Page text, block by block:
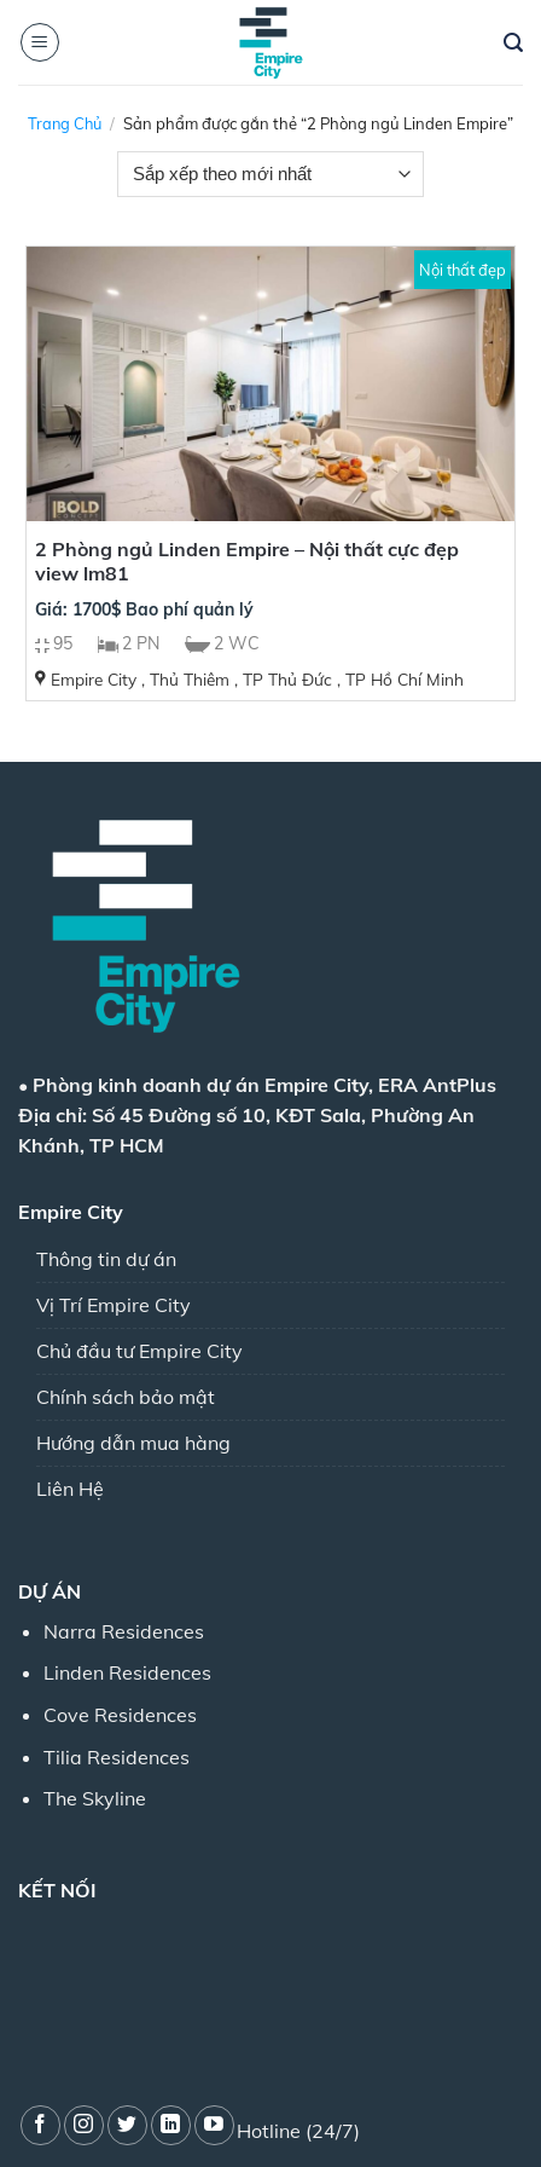
Trang Chủ / Sản phẩm được gắn thẻ “2 Phòng ngủ Linden Empire”
Nội thất đẹp
2 Phòng ngủ Linden Empire – Nội thất cực đẹp
view lm81
Giá: 1700$ Bao phí quản lý
95
2 PN 2 WC
Empire City , Thủ Thiêm , TP Thủ Đức , TP Hồ Chí Minh
• Phòng kinh doanh dự án Empire City, ERA AntPlus
Địa chỉ: Số 45 Đường số 10, KĐT Sala, Phường An
Khánh, TP HCM
Empire City
Thông tin dự án
Vị Trí Empire City
Chủ đầu tư Empire City
Chính sách bảo mật
Hướng dẫn mua hàng
Liên Hệ
DỰ ÁN
Narra Residences
Linden Residences
Cove Residences
Tilia Residences
The Skyline
KẾT NỐI
Hotline (24/7)